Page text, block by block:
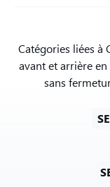
Catégories liées à
avant et arrière
sans